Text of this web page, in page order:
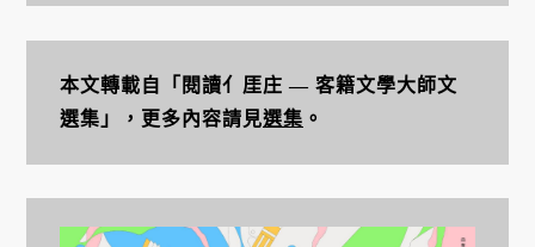
本文轉載自「閱讀亻厓庄 — 客籍文學大師文
選集」，更多內容請見選集 。